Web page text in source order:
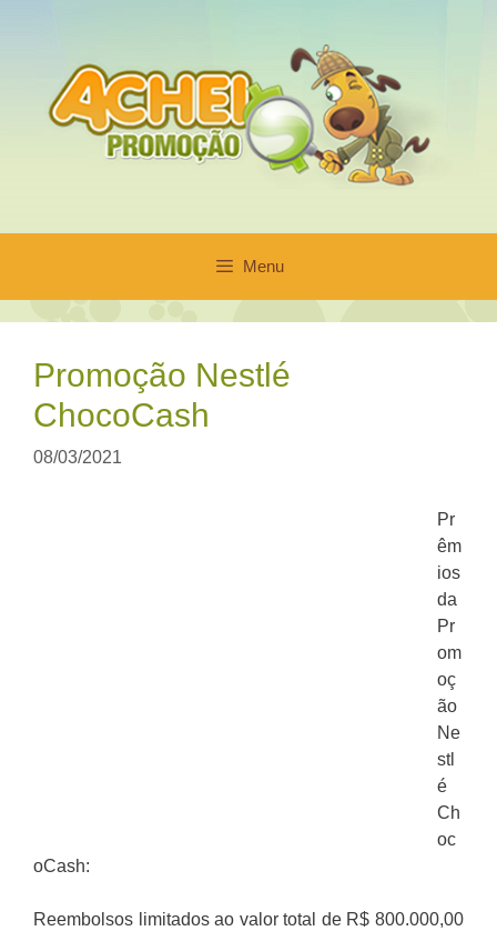
conteúdo
Menu
Promoção Nestlé
ChocoCash
08/03/2021
Pr
êm
ios
da
Pr
om
oç
ão
Ne
stl
é
Ch
oc
oCash:
Reembolsos limitados ao valor total de R$ 800.000,00